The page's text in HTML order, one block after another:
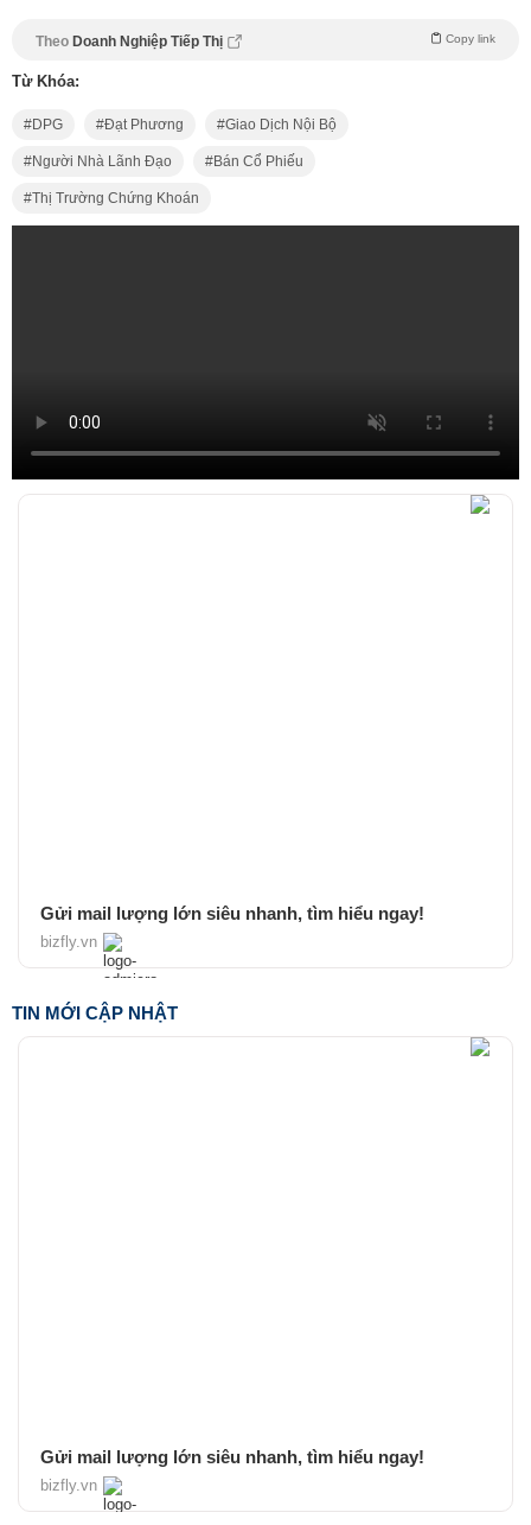
Theo Doanh Nghiệp Tiếp Thị Copy link
Từ Khóa:
DPG Đạt Phương Giao Dịch Nội Bộ
Người Nhà Lãnh Đạo Bán Cổ Phiếu
Thị Trường Chứng Khoán
Gửi mail lượng lớn siêu nhanh, tìm hiểu ngay!
bizfly.vn
TIN MỚI CẬP NHẬT
Gửi mail lượng lớn siêu nhanh, tìm hiểu ngay!
bizfly.vn